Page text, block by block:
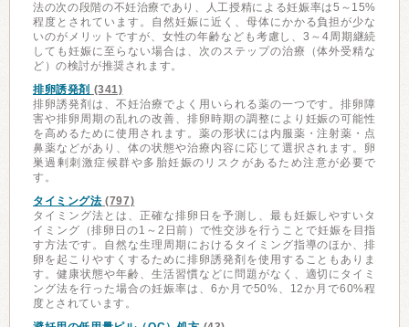
法の次の段階の不妊治療であり、人工授精による妊娠率は5～15%
程度とされています。自然妊娠に近く、母体にかかる負担が少な
いのがメリットですが、女性の年齢なども考慮し、3～4周期継続
しても妊娠に至らない場合は、次のステップの治療（体外受精な
ど）の検討が推奨されます。
排卵誘発剤 (341)
排卵誘発剤は、不妊治療でよく用いられる薬の一つです。排卵障
害や排卵周期の乱れの改善、排卵時期の調整により妊娠の可能性
を高めるために使用されます。薬の形状には内服薬・注射薬・点
鼻薬などがあり、体の状態や治療内容に応じて選択されます。卵
巣過剰刺激症候群や多胎妊娠のリスクがあるため注意が必要で
す。
タイミング法 (797)
タイミング法とは、正確な排卵日を予測し、最も妊娠しやすいタ
イミング（排卵日の1～2日前）で性交渉を行うことで妊娠を目指
す方法です。自然な生理周期におけるタイミング指導のほか、排
卵を起こりやすくするために排卵誘発剤を使用することもありま
す。健康状態や年齢、生活習慣などに問題がなく、適切にタイミ
ング法を行った場合の妊娠率は、6か月で50%、12か月で60%程
度とされています。